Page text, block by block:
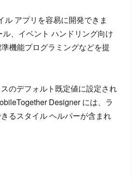
アプリを容易に開発できま
、イベント ハンドリング向け
機能プログラミングなどを提
のデフォルト既定値に設定され
Designer には、ラ
るスタイル ヘルパーが含まれ